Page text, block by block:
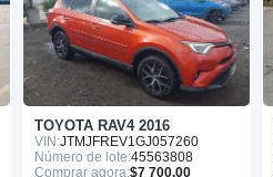
TOYOTA RAV4 2016
VIN:JTMJFREV1GJ057260
Número de lote:45563808
Comprar agora:$7 700.00